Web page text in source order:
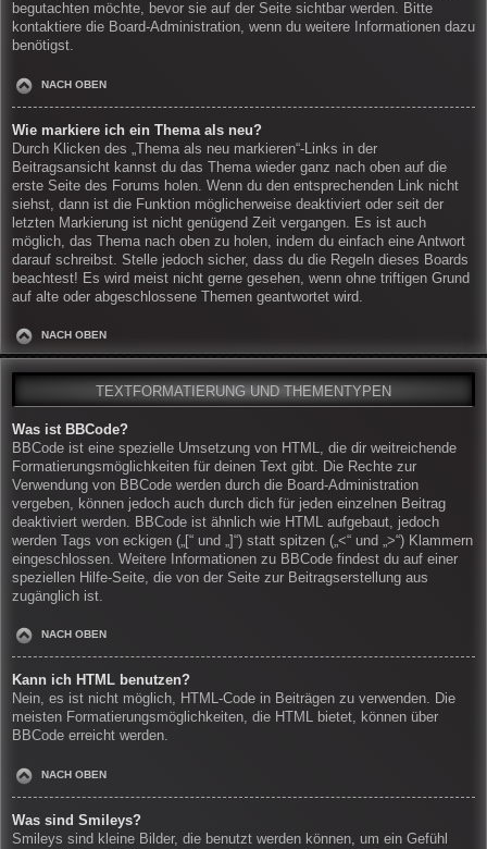
begutachten möchte, bevor sie auf der Seite sichtbar werden. Bitte
kontaktiere die Board-Administration, wenn du weitere Informationen dazu
benötigst.
NACH OBEN
Wie markiere ich ein Thema als neu?
Durch Klicken des „Thema als neu markieren“-Links in der
Beitragsansicht kannst du das Thema wieder ganz nach oben auf die
erste Seite des Forums holen. Wenn du den entsprechenden Link nicht
siehst, dann ist die Funktion möglicherweise deaktiviert oder seit der
letzten Markierung ist nicht genügend Zeit vergangen. Es ist auch
möglich, das Thema nach oben zu holen, indem du einfach eine Antwort
darauf schreibst. Stelle jedoch sicher, dass du die Regeln dieses Boards
beachtest! Es wird meist nicht gerne gesehen, wenn ohne triftigen Grund
auf alte oder abgeschlossene Themen geantwortet wird.
NACH OBEN
TEXTFORMATIERUNG UND THEMENTYPEN
Was ist BBCode?
BBCode ist eine spezielle Umsetzung von HTML, die dir weitreichende
Formatierungsmöglichkeiten für deinen Text gibt. Die Rechte zur
Verwendung von BBCode werden durch die Board-Administration
vergeben, können jedoch auch durch dich für jeden einzelnen Beitrag
deaktiviert werden. BBCode ist ähnlich wie HTML aufgebaut, jedoch
werden Tags von eckigen („[“ und „]“) statt spitzen („<“ und „>“) Klammern
eingeschlossen. Weitere Informationen zu BBCode findest du auf einer
speziellen Hilfe-Seite, die von der Seite zur Beitragserstellung aus
zugänglich ist.
NACH OBEN
Kann ich HTML benutzen?
Nein, es ist nicht möglich, HTML-Code in Beiträgen zu verwenden. Die
meisten Formatierungsmöglichkeiten, die HTML bietet, können über
BBCode erreicht werden.
NACH OBEN
Was sind Smileys?
Smileys sind kleine Bilder, die benutzt werden können, um ein Gefühl